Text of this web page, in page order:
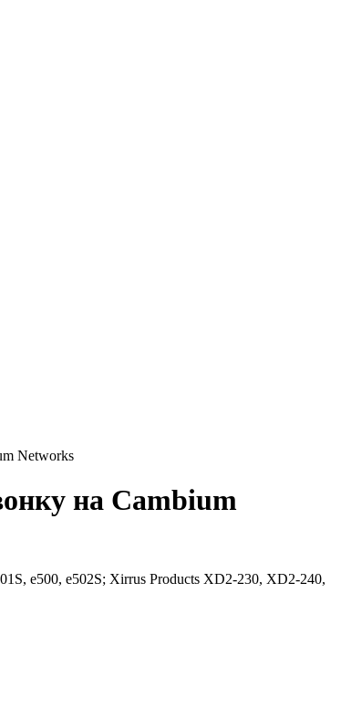
Networks
на Cambium
e500, e502S; Xirrus Products XD2-230, XD2-240,